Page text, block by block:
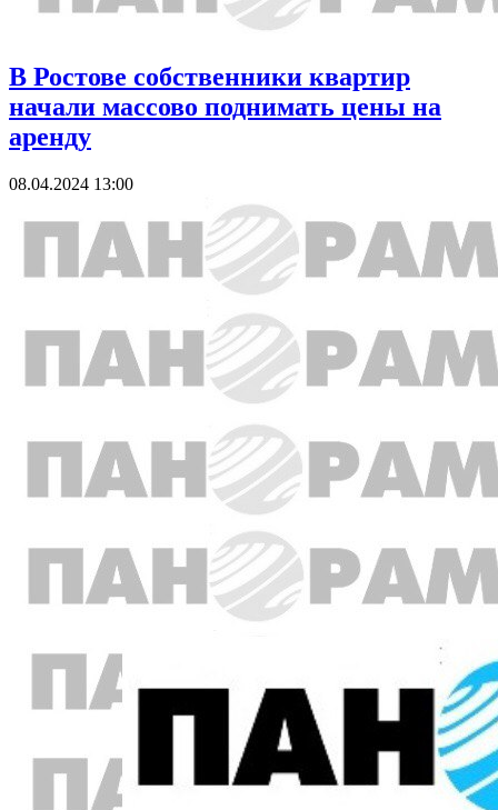
В Ростове собственники квартир
начали массово поднимать цены на
аренду
08.04.2024 13:00